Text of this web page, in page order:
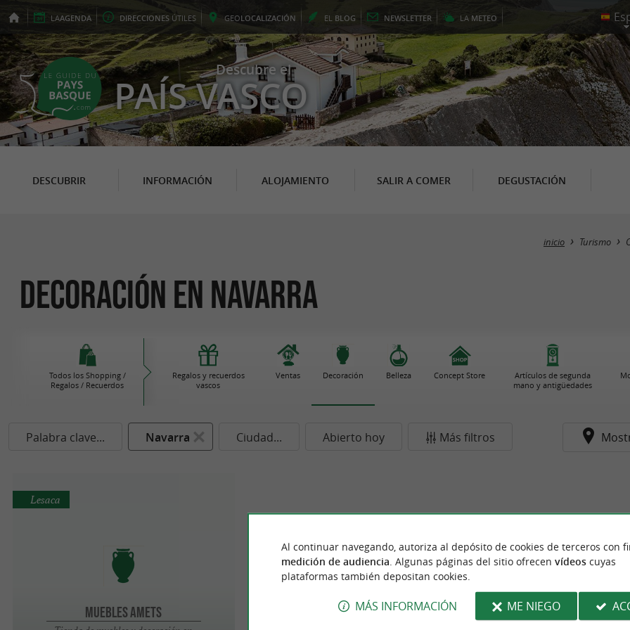
LAAGENDA DIRECCIONES ÚTILES GEOLOCALIZACIÓN EL BLOG NEWSLETTER LA METEO
Descubre el
PAÍS VASCO
DESCUBRIR INFORMACIÓN ALOJAMIENTO SALIR A COMER DEGUSTACIÓN
inicio Turismo
Decoración en Navarra
Todos los Shopping /
Regalos / Recuerdos
Regalos y recuerdos
vascos
Ventas Decoración Belleza Concept Store
Artículos de segunda
mano y antigüedades
Palabra clave... Navarra Ciudad... Abierto hoy Más filtros
Muebles Amets
Lesaca
Al continuar navegando, autoriza al depósito de cookies de terceros con
medición de audiencia . Algunas páginas del sitio ofrecen vídeoscuyas
plataformas también depositan cookies.
MÁS INFORMACIÓN ME NIEGO